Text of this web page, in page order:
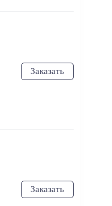
Заказать
Заказать